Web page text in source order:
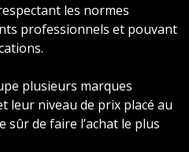
les normes
professionnels et pouvant
plusieurs marques
leur niveau de prix placé au
sûr de faire l’achat le plus